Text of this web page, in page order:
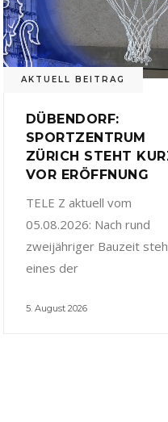
AKTUELL BEITRAG
DÜBENDORF:
SPORTZENTRUM
ZÜRICH STEHT
VOR ERÖFFNUNG
TELE Z aktuell vom
05.08.2026: Nach rund
zweijähriger Bauzeit
eines der
5. August 2026